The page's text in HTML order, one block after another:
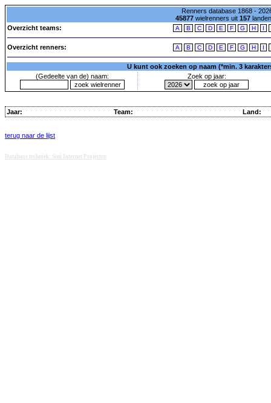
Renners database 1868 -
45877wielrenners uit 157
Overzicht teams:
A B C D E F G H I
Overzicht renners: A B C D E F G H I
U kunt ook zoeken op naam (*min. 3
(Gedeelte van de) naam:
Zoek op jaar:
Jaar: Team: Land:
terug naar de lijst
Database techniek: Sini Internet Projecten